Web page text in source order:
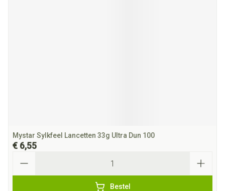
Mystar Sylkfeel Lancetten 33g Ultra Dun 100
€ 6,55
Bestel